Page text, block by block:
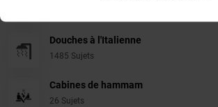
Douches à l'Italienne
1485 Sujets
Cabines de hammam
26 Sujets